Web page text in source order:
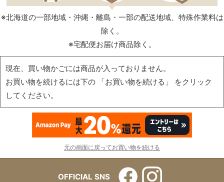
※北海道の一部地域・沖縄・離島・一部の配送地域、特殊作業料は
除く。
※宅配便お届け商品除く。
現在、買い物かごには商品が入っておりません。
お買い物を続けるには下の 「お買い物を続ける」 をクリック
してください。
元の画面に戻ってお買い物を続ける
OFFICIAL SNS